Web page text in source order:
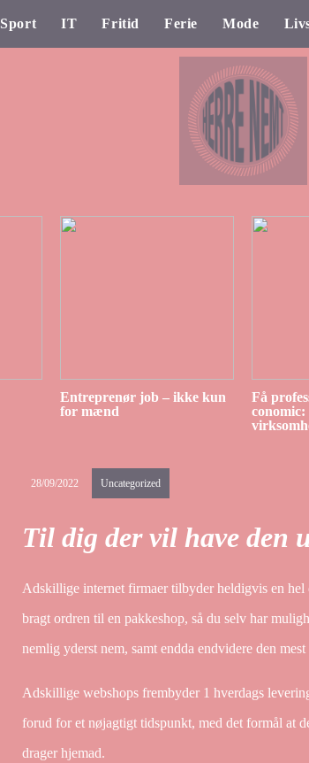
Sport IT Fritid Ferie Mode
Entreprenør job – ikke kun
for mænd
Få
28/09/2022 Uncategorized
Til dig der vil have den
Adskillige internet firmaer tilbyder heldigvis en
bragt ordren til en pakkeshop, så du selv har
nemlig yderst nem, samt endda endvidere den
Adskillige webshops frembyder 1 hverdags
forud for et nøjagtigt tidspunkt, med det formål at
drager hjemad.